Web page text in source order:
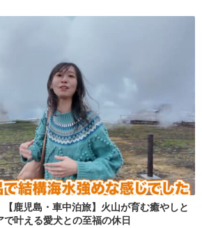
【鹿児島・車中泊旅】火山が育む癒やしと
叶える愛犬との至福の休日